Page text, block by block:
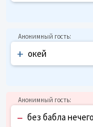
+ окей
– без бабла